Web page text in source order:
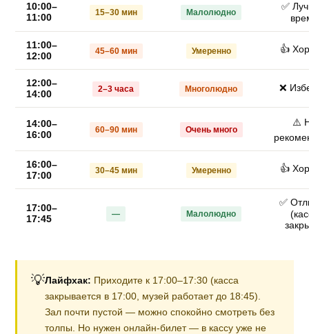
10:00–
11:00
15–30 мин Малолюдно
✅
11:00–
12:00
45–60 мин Умеренно 👍
12:00–
14:00
2–3 часа Многолюдно ❌
14:00–
16:00
60–90 мин Очень много
⚠️
16:00–
17:00
30–45 мин Умеренно 👍
17:00–
17:45
— Малолюдно
✅
💡Лайфхак: Приходите к 17:00–17:30 (касса
закрывается в 17:00, музей работает до 18:45).
Зал почти пустой — можно спокойно смотреть без
толпы. Но нужен онлайн-билет — в кассу уже не